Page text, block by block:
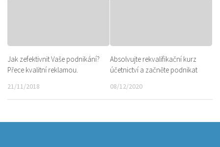
Jak zefektivnit Vaše podnikání?
Přece kvalitní reklamou.
21/11/2018
Absolvujte rekvalifikační kurz
účetnictví a začněte podnikat
08/12/2020